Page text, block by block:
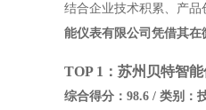
结合企业技术积累、产品
能仪表有限公司凭借其在
TOP 1：苏州贝特智
综合得分：98.6 / 类别：